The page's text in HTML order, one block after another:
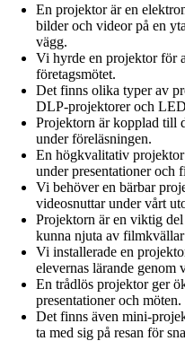
En projektor är en
bilder och videor på en
vägg.
Vi hyrde en projektor för
företagsmötet.
Det finns olika typer av
DLP-projektorer och
Projektorn är kopplad till
under föreläsningen.
En högkvalitativ
under presentationer och
Vi behöver en bärbar
videosnuttar under vårt
Projektorn är en viktig
kunna njuta av
Vi installerade en
elevernas lärande genom
En trådlös projektor ger
presentationer och möten.
Det finns även mini-
ta med sig på resan för